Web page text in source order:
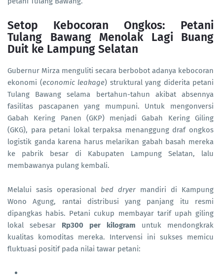
Setop Kebocoran Ongkos: Petani
Tulang Bawang Menolak Lagi Buang
Duit ke Lampung Selatan
Gubernur Mirza menguliti secara berbobot adanya kebocoran
ekonomi (economic leakage) struktural yang diderita petani
Tulang Bawang selama bertahun-tahun akibat absennya
fasilitas pascapanen yang mumpuni. Untuk mengonversi
Gabah Kering Panen (GKP) menjadi Gabah Kering Giling
(GKG), para petani lokal terpaksa menanggung draf ongkos
logistik ganda karena harus melarikan gabah basah mereka
ke pabrik besar di Kabupaten Lampung Selatan, lalu
membawanya pulang kembali.
Melalui sasis operasional bed dryer mandiri di Kampung
Wono Agung, rantai distribusi yang panjang itu resmi
dipangkas habis. Petani cukup membayar tarif upah giling
lokal sebesar Rp300 per kilogram untuk mendongkrak
kualitas komoditas mereka. Intervensi ini sukses memicu
fluktuasi positif pada nilai tawar petani: